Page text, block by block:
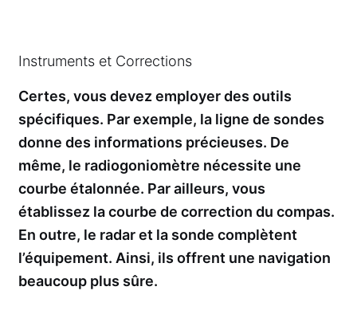
Instruments et Corrections
Certes, vous devez employer des outils
spécifiques. Par exemple, la ligne de sondes
donne des informations précieuses. De
même, le radiogoniomètre nécessite une
courbe étalonnée. Par ailleurs, vous
établissez la courbe de correction du compas.
En outre, le radar et la sonde complètent
l’équipement. Ainsi, ils offrent une navigation
beaucoup plus sûre.